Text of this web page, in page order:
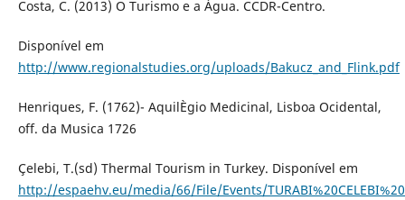
Costa, C. (2013) O Turismo e a Água. CCDR-Centro.
Disponível em
http://www.regionalstudies.org/uploads/Bakucz_and_Flink.pdf
Henriques, F. (1762)- AquilÈgio Medicinal, Lisboa Ocidental,
off. da Musica 1726
Çelebi, T.(sd) Thermal Tourism in Turkey. Disponível em
http://espaehv.eu/media/66/File/Events/